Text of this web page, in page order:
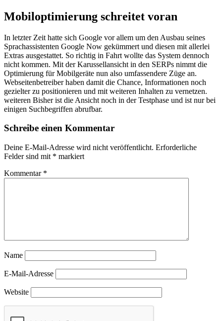
Mobiloptimierung schreitet voran
In letzter Zeit hatte sich Google vor allem um den Ausbau seines
Sprachassistenten Google Now gekümmert und diesen mit allerlei
Extras ausgestattet. So richtig in Fahrt wollte das System dennoch
nicht kommen. Mit der Karussellansicht in den SERPs nimmt die
Optimierung für Mobilgeräte nun also umfassendere Züge an.
Webseitenbetreiber haben damit die Chance, Informationen noch
gezielter zu positionieren und mit weiteren Inhalten zu vernetzen.
weiteren Bisher ist die Ansicht noch in der Testphase und ist nur bei
einigen Suchbegriffen abrufbar.
Schreibe einen Kommentar
Deine E-Mail-Adresse wird nicht veröffentlicht. Erforderliche
Felder sind mit * markiert
Kommentar *
Name
E-Mail-Adresse
Website